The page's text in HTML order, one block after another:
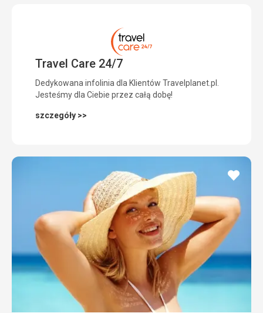
Travel Care 24/7
Dedykowana infolinia dla Klientów Travelplanet.pl.
Jesteśmy dla Ciebie przez całą dobę!
szczegóły >>
dodaj